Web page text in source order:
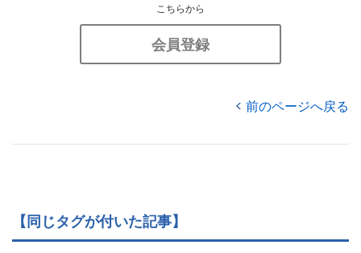
こちらから
会員登録
前のページへ戻る
【同じタグが付いた記事】